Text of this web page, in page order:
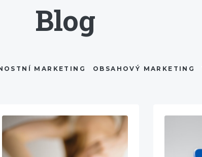
Blog
MARKETING OBSAHOVÝ MARKETING